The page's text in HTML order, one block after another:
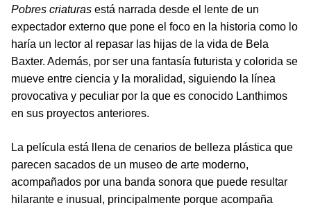
Pobres criaturas está narrada desde el lente de un
expectador externo que pone el foco en la historia como lo
haría un lector al repasar las hijas de la vida de Bela
Baxter. Además, por ser una fantasía futurista y colorida se
mueve entre ciencia y la moralidad, siguiendo la línea
provocativa y peculiar por la que es conocido Lanthimos
en sus proyectos anteriores.
La película está llena de cenarios de belleza plástica que
parecen sacados de un museo de arte moderno,
acompañados por una banda sonora que puede resultar
hilarante e inusual, principalmente porque acompaña